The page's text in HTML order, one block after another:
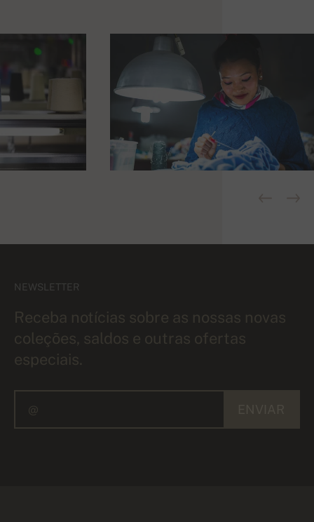
NEWSLETTER
Receba notícias sobre as nossas novas
coleções, saldos e outras ofertas
especiais.